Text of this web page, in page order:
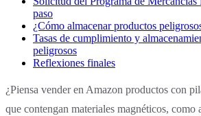
paso
¿Cómo almacenar productos
Tasas de cumplimiento y
peligrosos
Reflexiones finales
‍¿Piensa vender en Amazon productos con
que contengan materiales magnéticos, como